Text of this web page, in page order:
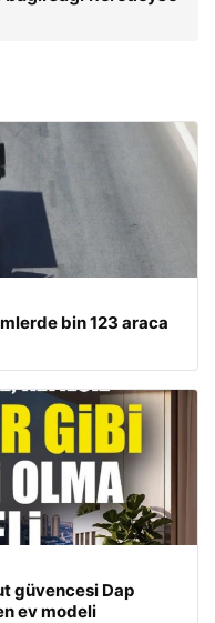
bin 123 araca
güvencesi Dap
ev modeli